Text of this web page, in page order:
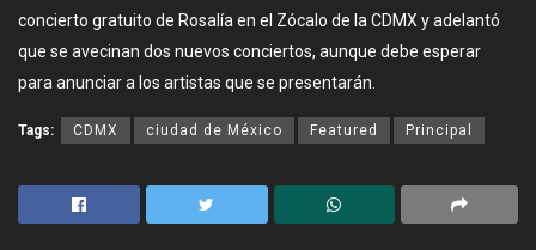
concierto gratuito de Rosalía en el Zócalo de la CDMX y adelantó
que se avecinan dos nuevos conciertos, aunque debe esperar
para anunciar a los artistas que se presentarán.
Tags: CDMX ciudad de México Featured Principal